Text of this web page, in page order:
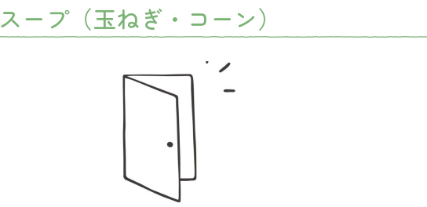
スープ（玉ねぎ・コーン）